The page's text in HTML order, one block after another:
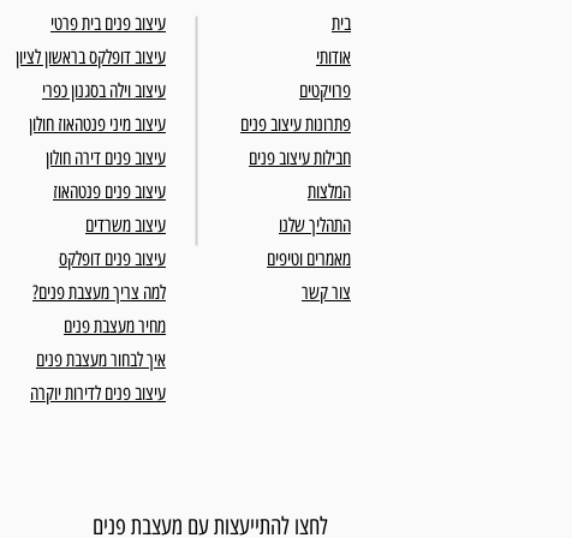
עיצוב פנים בית פרטי
עיצוב דופלקס בראשון לציון
עיצוב וילה בסגנון כפרי
עיצוב מיני פנטהאוז חולון
עיצוב פנים דירה חולון
עיצוב פנים פנטהאוז
עיצוב משרדים
עיצוב פנים דופלקס
למה צריך מעצבת פנים?
מחיר מעצבת פנים
איך לבחור מעצבת פנים
עיצוב פנים לדירות יוקרה
בית
אודותי
פרויקטים
פתרונות עיצוב פנים
חבילות עיצוב פנים
המלצות
התהליך שלנו
מאמרים וטיפים
צור קשר
לחצו להתייעצות עם מעצבת פנים